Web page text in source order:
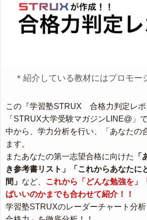
＊紹介している教材にはプロモー
この『学習塾STRUX 合格力判定レポ
「STRUX大学受験マガジンLINE@」
中から、学力分析を行い、「あなたの
ます。
またあなたの第一志望合格に向けた
き参考書リスト」「これからあなたに
間」 など、
これから「どんな勉強を」
ばいいのかまでも合わせて紹介！！
学習塾STRUXのレーダーチャート分